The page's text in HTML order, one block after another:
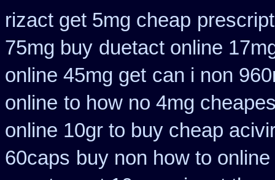
rizact get 5mg cheap
75mg buy duetact online
online 45mg get can i non
online to how no 4mg
online 10gr to buy cheap
60caps buy non how to